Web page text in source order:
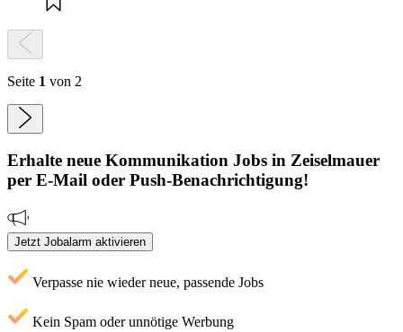
Seite 1 von 2
Erhalte neue Kommunikation Jobs in Zeiselmauer
per E-Mail oder Push-Benachrichtigung!
Jetzt Jobalarm aktivieren
Verpasse nie wieder neue, passende Jobs
Kein Spam oder unnötige Werbung